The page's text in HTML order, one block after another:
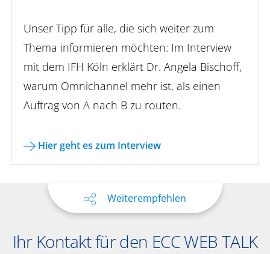
Unser Tipp für alle, die sich weiter zum
Thema informieren möchten: Im Interview
mit dem IFH Köln erklärt Dr. Angela Bischoff,
warum Omnichannel mehr ist, als einen
Auftrag von A nach B zu routen.
Hier geht es zum Interview
Weiterempfehlen
Ihr Kontakt für den ECC WEB TALK